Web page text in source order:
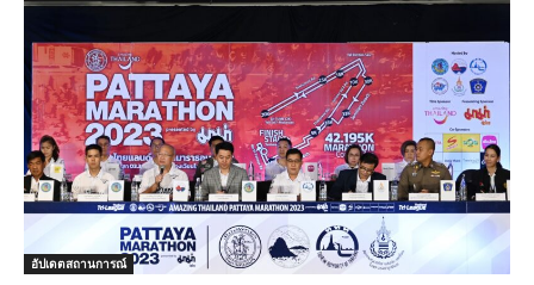
อัปเดตสถานการณ์